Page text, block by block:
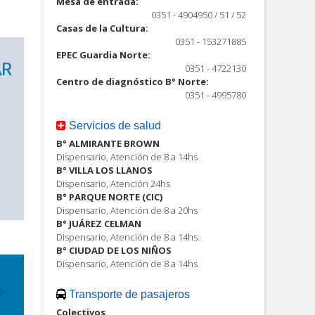
0351 - 4904950 / 51 / 52
Casas de la Cultura:
0351 - 153271885
EPEC Guardia Norte:
0351 - 4722130
Centro de diagnóstico B° Norte:
0351 - 4995780
Servicios de salud
B° ALMIRANTE BROWN
Dispensario, Atención de 8 a 14hs
B° VILLA LOS LLANOS
Dispensario, Atención 24hs
B° PARQUE NORTE (CIC)
Dispensario, Atención de 8 a 20hs
B° JUÁREZ CELMAN
Dispensario, Atención de 8 a 14hs.
B° CIUDAD DE LOS NIÑOS
Dispensario, Atención de 8 a 14hs
Transporte de pasajeros
Colectivos